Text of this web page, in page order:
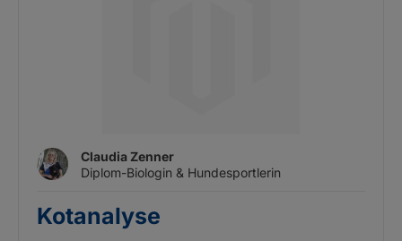
Claudia Zenner
Diplom-Biologin & Hundesportlerin
Kotanalyse